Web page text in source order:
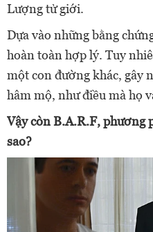
Lượng tử giới.
Dựa vào những bằng
hoàn toàn hợp lý. Tuy
một con đường khác, gây
hâm mộ, như điều mà họ
Vậy còn B.A.R.F, phương
sao?